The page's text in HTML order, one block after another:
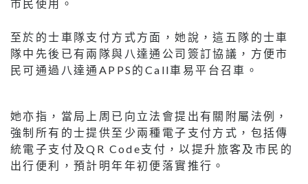
市民使用。
至於的士車隊支付方式方面，她說，這五隊的士車
隊中先後已有兩隊與八達通公司簽訂協議，方便市
民可通過八達通APPS的Call車易平台召車。
她亦指，當局上周已向立法會提出有關附屬法例，
強制所有的士提供至少兩種電子支付方式，包括傳
統電子支付及QR Code支付，以提升旅客及市民的
出行便利，預計明年年初便落實推行。